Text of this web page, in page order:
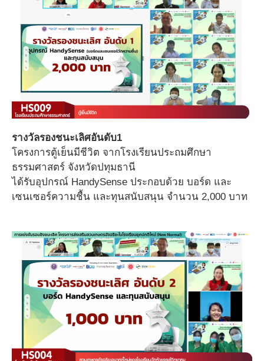
รางวัลรองชนะเลิศอันดับ1
โครงการตู้เย็นมีชีวิต จากโรงเรียนประถมศึกษา
ธรรมศาสตร์ จังหวัดปทุมธานี
ได้รับอุปกรณ์ HandySense ประกอบด้วย บอร์ด และ
เซนเซอร์ความชื้น และทุนสนับสนุน จำนวน 2,000 บาท